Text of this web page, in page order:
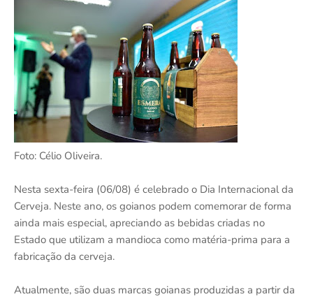
Foto: Célio Oliveira.
Nesta sexta-feira (06/08) é celebrado o Dia Internacional da
Cerveja. Neste ano, os goianos podem comemorar de forma
ainda mais especial, apreciando as bebidas criadas no
Estado que utilizam a mandioca como matéria-prima para a
fabricação da cerveja.
Atualmente, são duas marcas goianas produzidas a partir da